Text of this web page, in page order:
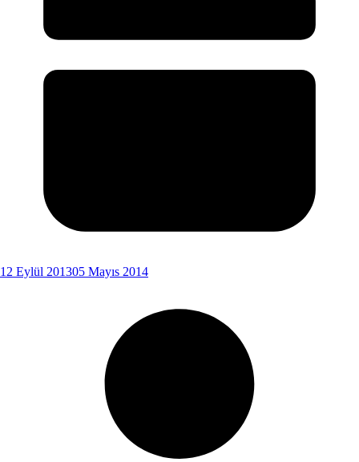
12 Eylül 201305 Mayıs 2014